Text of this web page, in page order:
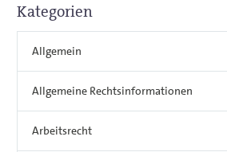
Kategorien
Allgemein
Allgemeine Rechtsinformationen
Arbeitsrecht